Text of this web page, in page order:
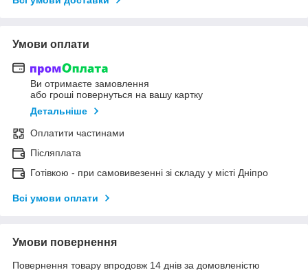
Умови оплати
Ви отримаєте замовлення
або гроші повернуться на вашу картку
Детальніше
Оплатити частинами
Післяплата
Готівкою - при самовивезенні зі складу у місті Дніпро
Всі умови оплати
Умови повернення
Повернення товару впродовж 14 днів за домовленістю